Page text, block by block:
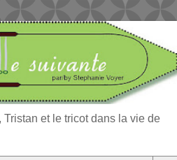
Tristan et le tricot dans la vie de